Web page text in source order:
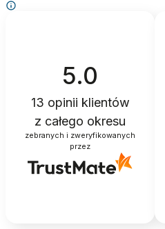
5.0
13 opinii klientów
z całego okresu
zebranych i zweryfikowanych
przez